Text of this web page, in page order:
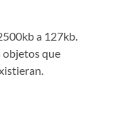
a 127kb.
objetos que